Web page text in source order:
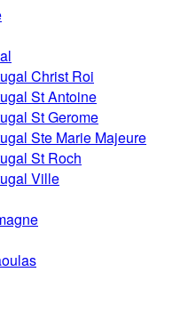
Christ Roi
St Antoine
St Gerome
Ste Marie Majeure
St Roch
Ville